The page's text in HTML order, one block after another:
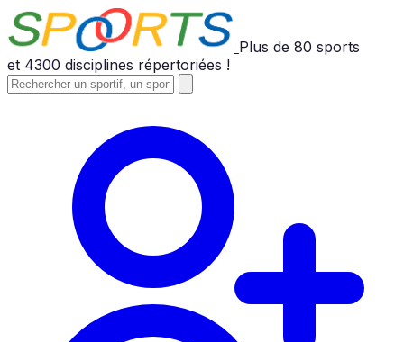
Plus de 80 sports
et 4300 disciplines répertoriées !